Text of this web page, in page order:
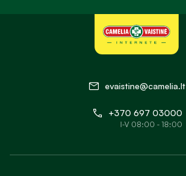
evaistine@camelia.lt
+370 697 03000
I-V 08:00 - 18:00